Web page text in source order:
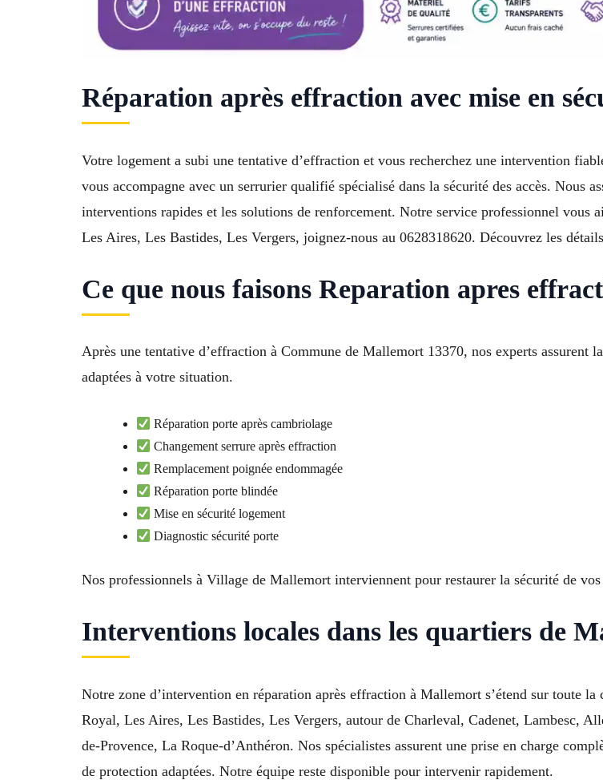
Réparation après effraction avec mise en
Votre logement a subi une tentative d’effraction et vous recherchez une intervention
vous accompagne avec un serrurier qualifié spécialisé dans la sécurité des accès. Nous
interventions rapides et les solutions de renforcement. Notre service professionnel
Les Aires, Les Bastides, Les Vergers, joignez-nous au 0628318620. Découvrez les
Ce que nous faisons Reparation apres
Après une tentative d’effraction à Commune de Mallemort 13370, nos experts assurent
adaptées à votre situation.
Réparation porte après cambriolage
Changement serrure après effraction
Remplacement poignée endommagée
Réparation porte blindée
Mise en sécurité logement
Diagnostic sécurité porte
Nos professionnels à Village de Mallemort interviennent pour restaurer la sécurité de vos
Interventions locales dans les quartiers de
Notre zone d’intervention en réparation après effraction à Mallemort s’étend sur toute
Royal, Les Aires, Les Bastides, Les Vergers, autour de Charleval, Cadenet, Lambesc,
de-Provence, La Roque-d’Anthéron. Nos spécialistes assurent une prise en charge
de protection adaptées. Notre équipe reste disponible pour intervenir rapidement.